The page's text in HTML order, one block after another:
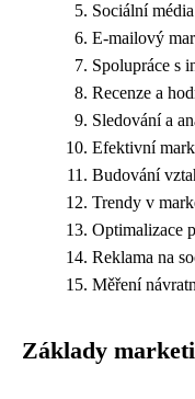
Sociální
E-mailový
Spolupráce s
Recenze a
Sledování a
Efektivní
Budování
Trendy v
Optimalizace
Reklama na
Měření
Základy